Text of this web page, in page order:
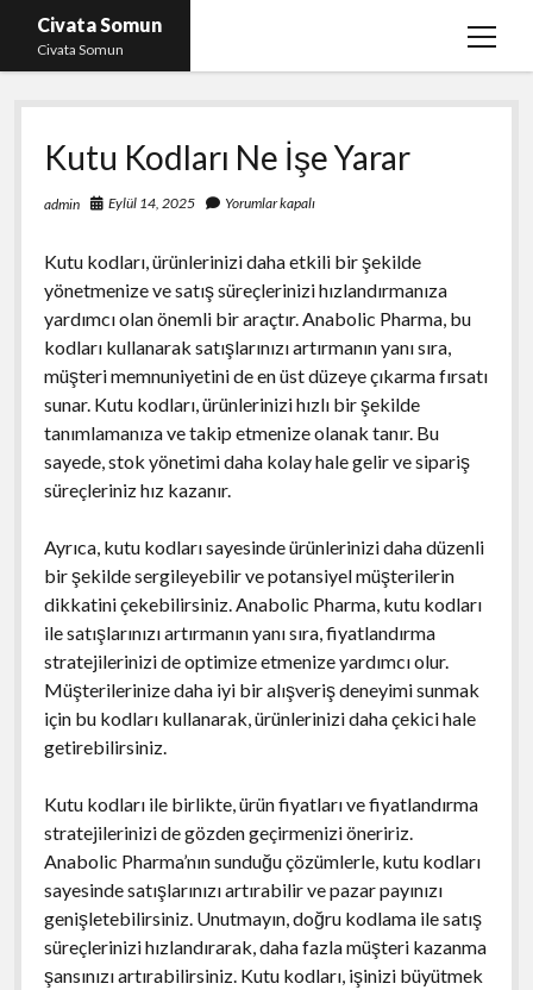
Civata Somun
Civata Somun
menüyü
Liste
Sayfa Listesi
Shorts Beğeni Kasma Parasız
Youtube Dislike Yükleme Ücretsiz
Kutu Kodları Ne İşe Yarar
admin Eylül 14, 2025 Yorumlar kapalı
Kutu kodları, ürünlerinizi daha etkili bir şekilde
yönetmenize ve satış süreçlerinizi hızlandırmanıza
yardımcı olan önemli bir araçtır. Anabolic Pharma, bu
kodları kullanarak satışlarınızı artırmanın yanı sıra,
müşteri memnuniyetini de en üst düzeye çıkarma fırsatı
sunar. Kutu kodları, ürünlerinizi hızlı bir şekilde
tanımlamanıza ve takip etmenize olanak tanır. Bu
sayede, stok yönetimi daha kolay hale gelir ve sipariş
süreçleriniz hız kazanır.
Ayrıca, kutu kodları sayesinde ürünlerinizi daha düzenli
bir şekilde sergileyebilir ve potansiyel müşterilerin
dikkatini çekebilirsiniz. Anabolic Pharma, kutu kodları
ile satışlarınızı artırmanın yanı sıra, fiyatlandırma
stratejilerinizi de optimize etmenize yardımcı olur.
Müşterilerinize daha iyi bir alışveriş deneyimi sunmak
için bu kodları kullanarak, ürünlerinizi daha çekici hale
getirebilirsiniz.
Kutu kodları ile birlikte, ürün fiyatları ve fiyatlandırma
stratejilerinizi de gözden geçirmenizi öneririz.
Anabolic Pharma’nın sunduğu çözümlerle, kutu kodları
sayesinde satışlarınızı artırabilir ve pazar payınızı
genişletebilirsiniz. Unutmayın, doğru kodlama ile satış
süreçlerinizi hızlandırarak, daha fazla müşteri kazanma
şansınızı artırabilirsiniz. Kutu kodları, işinizi büyütmek